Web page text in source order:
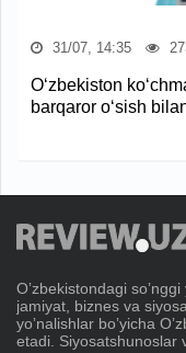
31/07, 14:35
O‘zbekiston
barqaror o‘sish
Oʼzbekistondagi
jamiyat, biznes va
yoʼnalishlar boʼyicha
etadi. Siyosatshunoslar